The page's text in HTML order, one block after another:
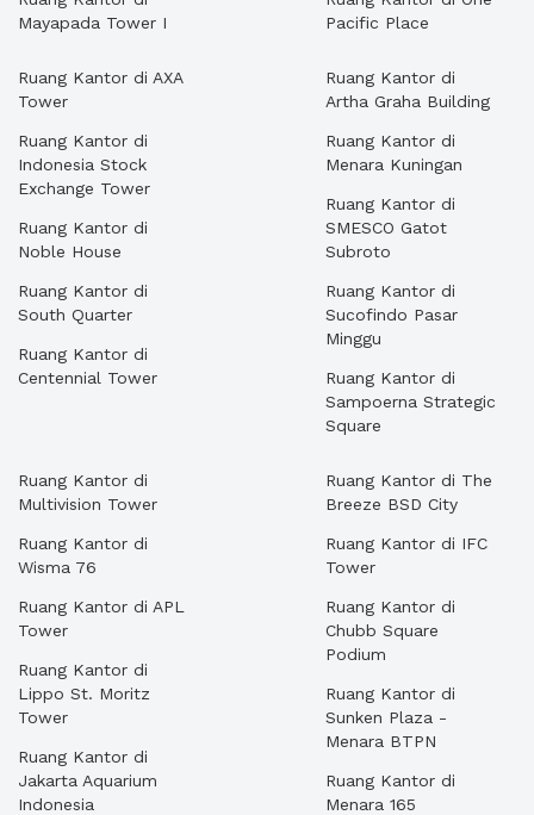
Mayapada Tower I
Pacific Place
Ruang Kantor di AXA
Tower
Ruang Kantor di
Indonesia Stock
Exchange Tower
Ruang Kantor di
Noble House
Ruang Kantor di
South Quarter
Ruang Kantor di
Centennial Tower
Ruang Kantor di
Artha Graha Building
Ruang Kantor di
Menara Kuningan
Ruang Kantor di
SMESCO Gatot
Subroto
Ruang Kantor di
Sucofindo Pasar
Minggu
Ruang Kantor di
Sampoerna Strategic
Square
Ruang Kantor di
Multivision Tower
Ruang Kantor di
Wisma 76
Ruang Kantor di APL
Tower
Ruang Kantor di
Lippo St. Moritz
Tower
Ruang Kantor di
Jakarta Aquarium
Indonesia
Ruang Kantor di The
Breeze BSD City
Ruang Kantor di IFC
Tower
Ruang Kantor di
Chubb Square
Podium
Ruang Kantor di
Sunken Plaza -
Menara BTPN
Ruang Kantor di
Menara 165